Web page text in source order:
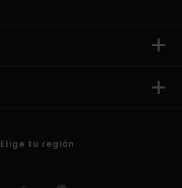
Elige tu región